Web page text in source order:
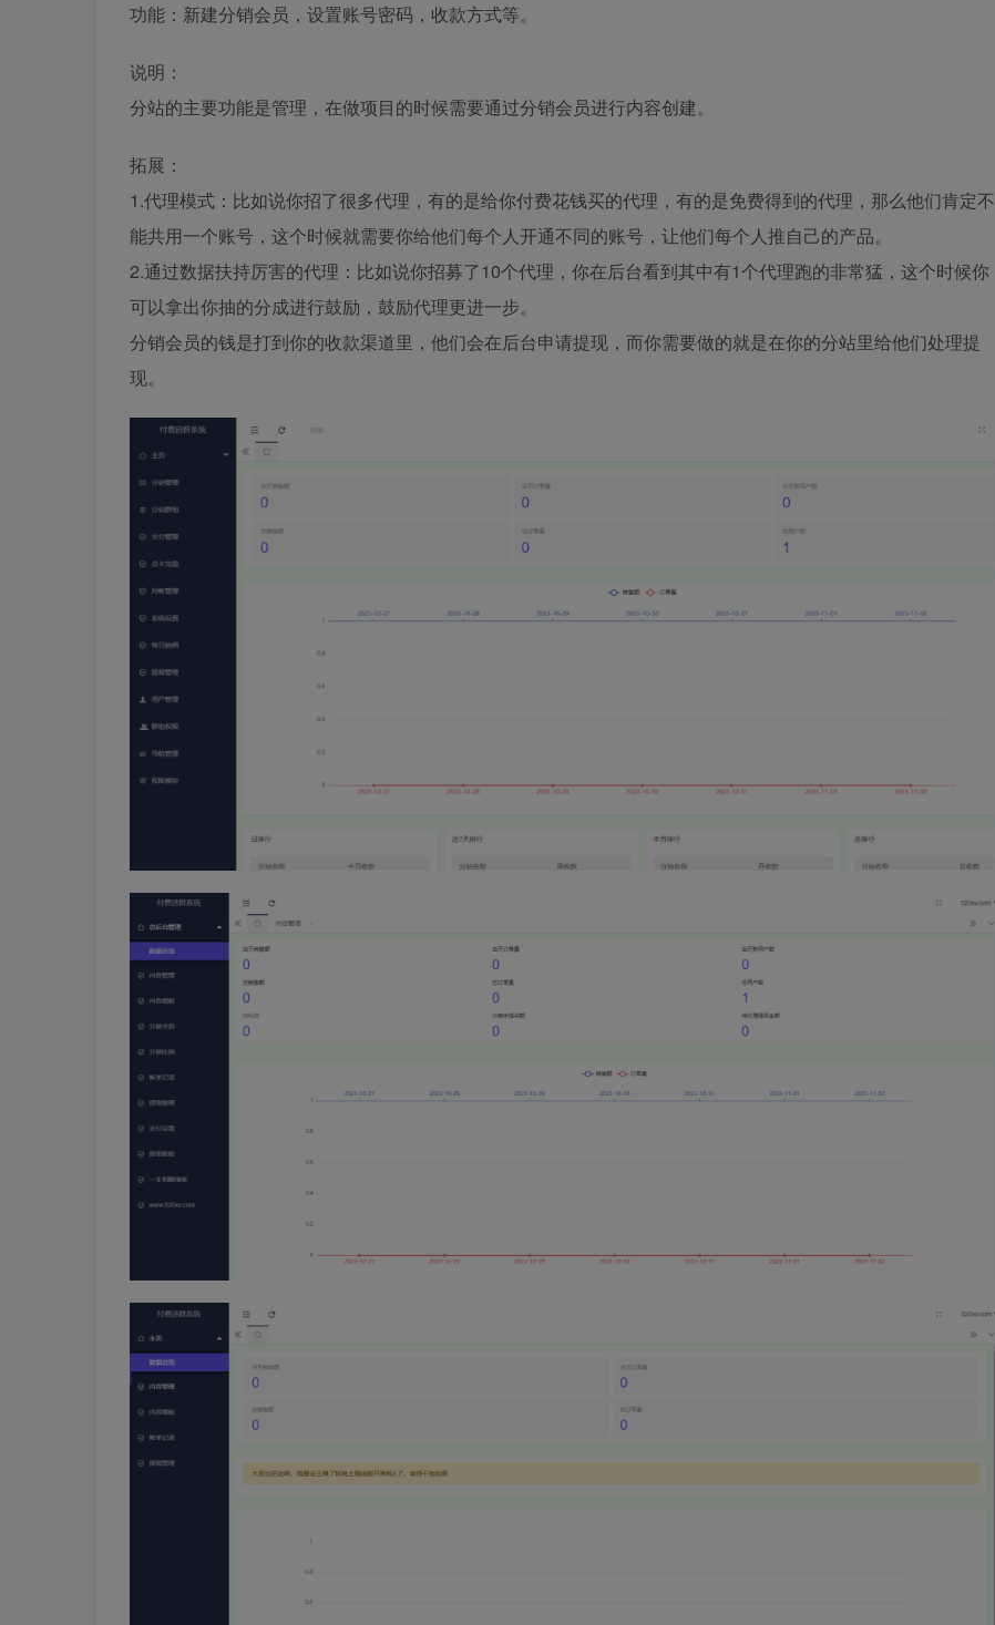
功能：新建分销会员，设置账号密码，收款方式等。
说明：
分站的主要功能是管理，在做项目的时候需要通过分销会员进行内容创建。
拓展：
1.代理模式：比如说你招了很多代理，有的是给你付费花钱买的代理，有的是免费得到的代理，那么他们肯定不
能共用一个账号，这个时候就需要你给他们每个人开通不同的账号，让他们每个人推自己的产品。
2.通过数据扶持厉害的代理：比如说你招募了10个代理，你在后台看到其中有1个代理跑的非常猛，这个时候你
可以拿出你抽的分成进行鼓励，鼓励代理更进一步。
分销会员的钱是打到你的收款渠道里，他们会在后台申请提现，而你需要做的就是在你的分站里给他们处理提
现。